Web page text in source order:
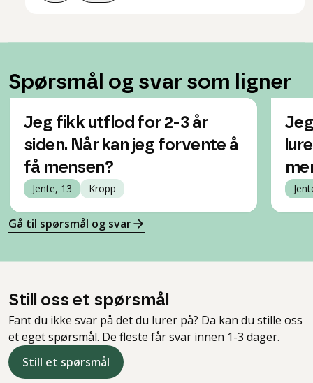
Spørsmål og svar som ligner
Jeg fikk utflod for 2-3 år
siden. Når kan jeg forvente å
få mensen?
Jente, 13 Kropp
Gå til spørsmål og svar
Still oss et spørsmål
Fant du ikke svar på det du lurer på? Da kan du stille oss
et eget spørsmål. De fleste får svar innen 1-3 dager.
Still et spørsmål